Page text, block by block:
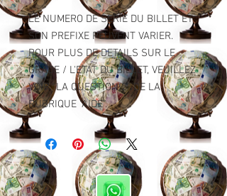
LE NUMERO DE SERIE DU BILLET ET
SON PREFIXE PEUVENT VARIER.
POUR PLUS DE DETAILS SUR LE
GRADE / L'ETAT DU BILLET, VEUILLEZ
VOIR "LA QUESTION 2" DE LA
RUBRIQUE "AIDE".